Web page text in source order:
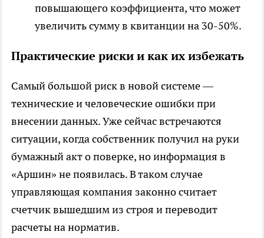
повышающего коэффициента, что может
увеличить сумму в квитанции на 30-50%.
Практические риски и как их избежать
Самый большой риск в новой системе —
технические и человеческие ошибки при
внесении данных. Уже сейчас встречаются
ситуации, когда собственник получил на руки
бумажный акт о поверке, но информация в
«Аршин» не появилась. В таком случае
управляющая компания законно считает
счетчик вышедшим из строя и переводит
расчеты на норматив.